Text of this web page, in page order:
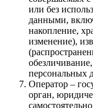
или без
данными,
накопление,
изменение),
персональных
Оператор –
орган,